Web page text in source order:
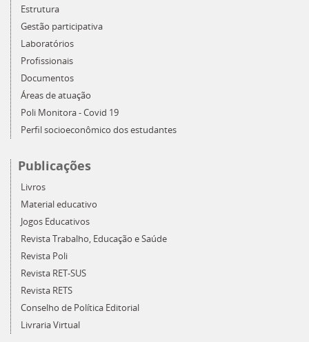
Estrutura
Gestão participativa
Laboratórios
Profissionais
Documentos
Áreas de atuação
Poli Monitora - Covid 19
Perfil socioeconômico dos estudantes
Publicações
Livros
Material educativo
Jogos Educativos
Revista Trabalho, Educação e Saúde
Revista Poli
Revista RET-SUS
Revista RETS
Conselho de Política Editorial
Livraria Virtual